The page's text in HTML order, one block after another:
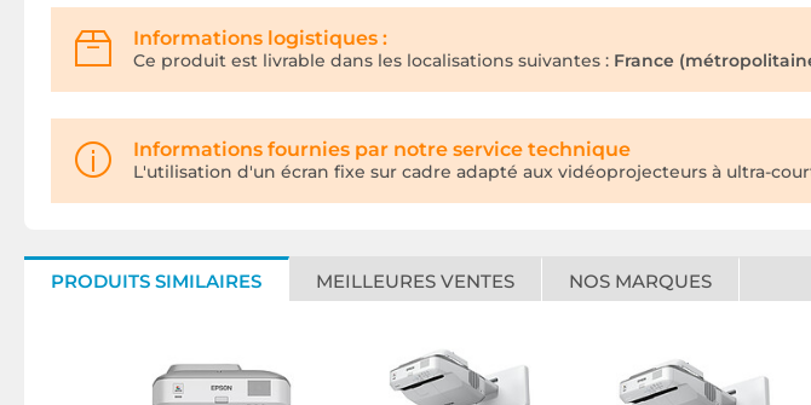
Informations logistiques :
Ce produit est livrable dans les localisations suivantes : France
Informations fournies par notre service technique
L'utilisation d'un écran fixe sur cadre adapté aux vidéoprojecteurs à ultra-
PRODUITS SIMILAIRES MEILLEURES VENTES NOS MARQUES